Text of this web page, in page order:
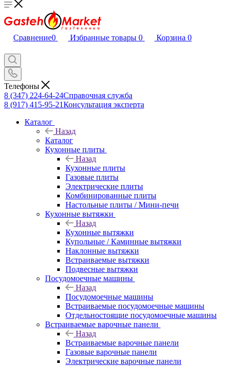
Сравнение0 Избранные товары 0 Корзина 0
Телефоны
8 (347) 224-64-24Справочная служба
8 (917) 415-95-21Консультация эксперта
Каталог
Назад
Каталог
Кухонные плиты
Назад
Кухонные плиты
Газовые плиты
Электрические плиты
Комбинированные плиты
Настольные плиты / Мини-печи
Кухонные вытяжки
Назад
Кухонные вытяжки
Купольные / Каминные вытяжки
Наклонные вытяжки
Встраиваемые вытяжки
Подвесные вытяжки
Посудомоечные машины
Назад
Посудомоечные машины
Встраиваемые посудомоечные машины
Отдельностоящие посудомоечные машины
Встраиваемые варочные панели
Назад
Встраиваемые варочные панели
Газовые варочные панели
Электрические варочные панели